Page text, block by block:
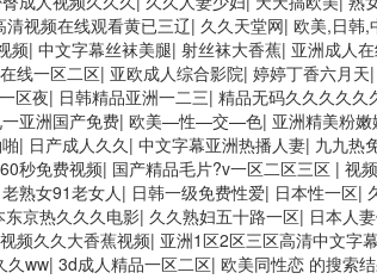
清视频在线观看黄已三辽| 久久天堂网| 欧美,日韩,
频| 中文字幕丝袜美腿| 射丝袜大香蕉| 亚洲成人
线一区二区| 亚欧成人综合影院| 婷婷丁香六月天|
区夜| 日韩精品亚洲一二三| 精品无码久久久久久
亚洲国产免费| 欧美—性—交—色| 亚洲精美粉
| 日产成人久久| 中文字幕亚洲热播人妻| 九九热
60秒免费视频| 国产精品毛片?v一区二区三区 | 视
熟女91老女人| 日韩一级免费性爱| 日本性一区|
东京热久久久电影| 久久熟妇五十路一区| 日本人
频久久大香蕉视频| 亚洲1区2区三区高清中文字幕
久ww| 3d成人精品一区二区| 欧美同性恋 的搜索